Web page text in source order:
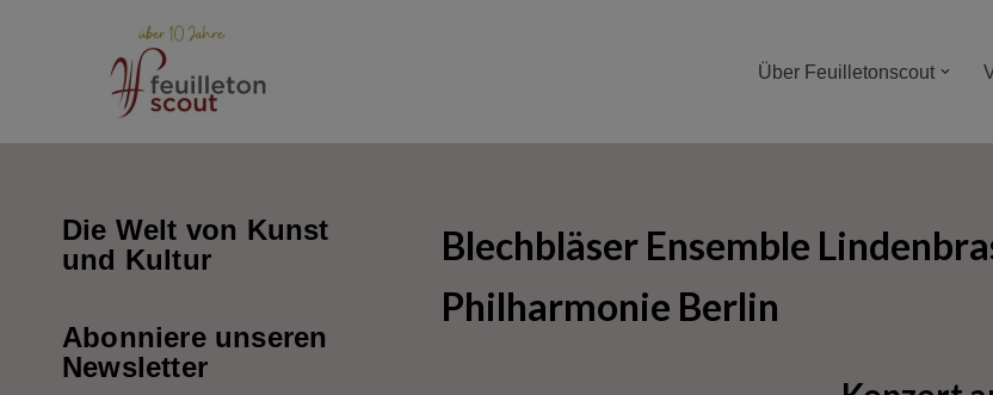
Über Feuilletonscout
Die Welt von Kunst
und Kultur
Abonniere unseren
Newsletter
Blechbläser Ensemble
Philharmonie Berlin